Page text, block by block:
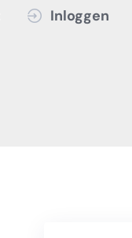
Inloggen